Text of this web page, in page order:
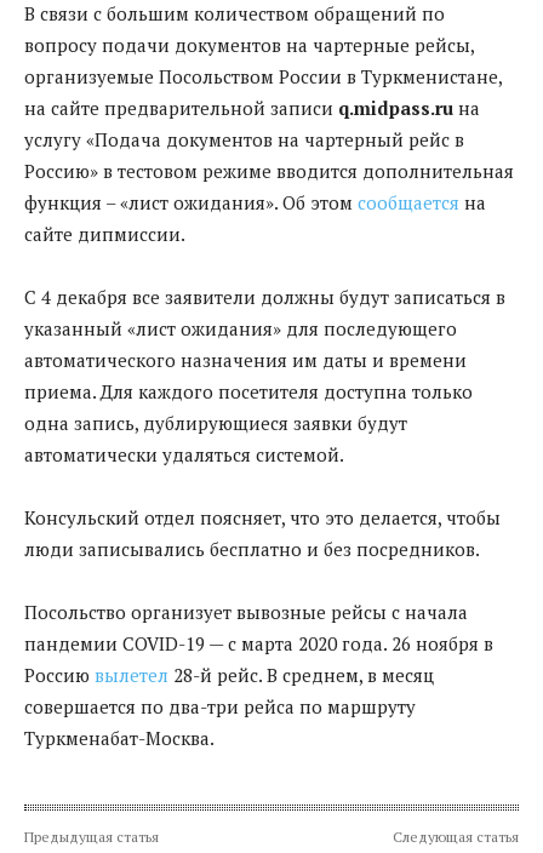
В связи с большим количеством обращений по
вопросу подачи документов на чартерные рейсы,
организуемые Посольством России в Туркменистане,
на сайте предварительной записи q.midpass.ru на
услугу «Подача документов на чартерный рейс в
Россию» в тестовом режиме вводится дополнительная
функция – «лист ожидания». Об этом сообщается на
сайте дипмиссии.
С 4 декабря все заявители должны будут записаться в
указанный «лист ожидания» для последующего
автоматического назначения им даты и времени
приема. Для каждого посетителя доступна только
одна запись, дублирующиеся заявки будут
автоматически удаляться системой.
Консульский отдел поясняет, что это делается, чтобы
люди записывались бесплатно и без посредников.
Посольство организует вывозные рейсы с начала
пандемии COVID-19 — c марта 2020 года. 26 ноября в
Россию вылетел 28-й рейс. В среднем, в месяц
совершается по два-три рейса по маршруту
Туркменабат-Москва.
Предыдущая статья Следующая статья